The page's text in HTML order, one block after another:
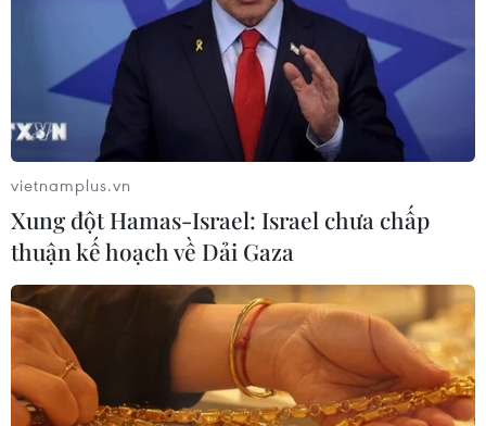
vietnamplus.vn
Xung đột Hamas-Israel: Israel chưa chấp
thuận kế hoạch về Dải Gaza